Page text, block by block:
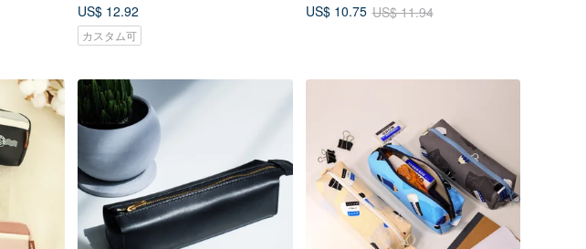
US$ 12.92
カスタム可
US$ 10.75 US$ 11.94